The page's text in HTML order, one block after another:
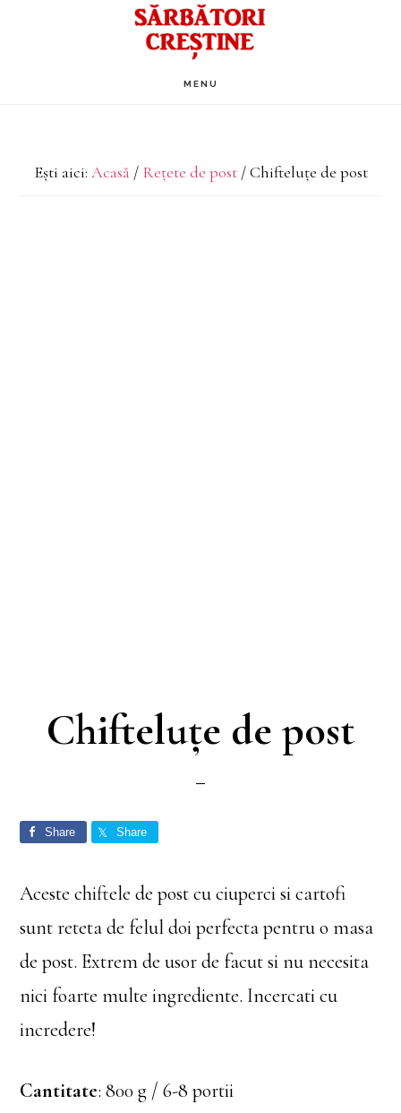
MENU
Ești aici: Acasă / Rețete de post /Chifteluțe de post
Chifteluțe de post
Share Share
Aceste chiftele de post cu ciuperci si cartofi
sunt reteta de felul doi perfecta pentru o masa
de post. Extrem de usor de facut si nu necesita
nici foarte multe ingrediente. Incercati cu
incredere!
Cantitate: 800 g / 6-8 portii